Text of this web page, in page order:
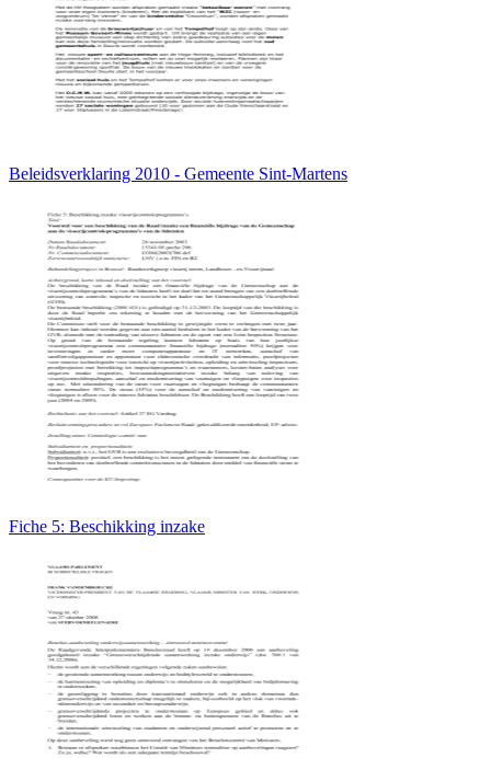
Beleidsverklaring 2010 - Gemeente Sint-Martens
Fiche 5: Beschikking inzake